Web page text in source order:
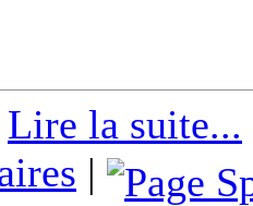
Lire la suite...
|